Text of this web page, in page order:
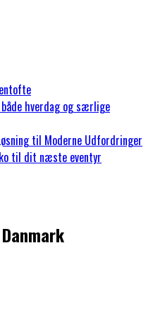
hverdag og særlige
til Moderne Udfordringer
til dit næste eventyr